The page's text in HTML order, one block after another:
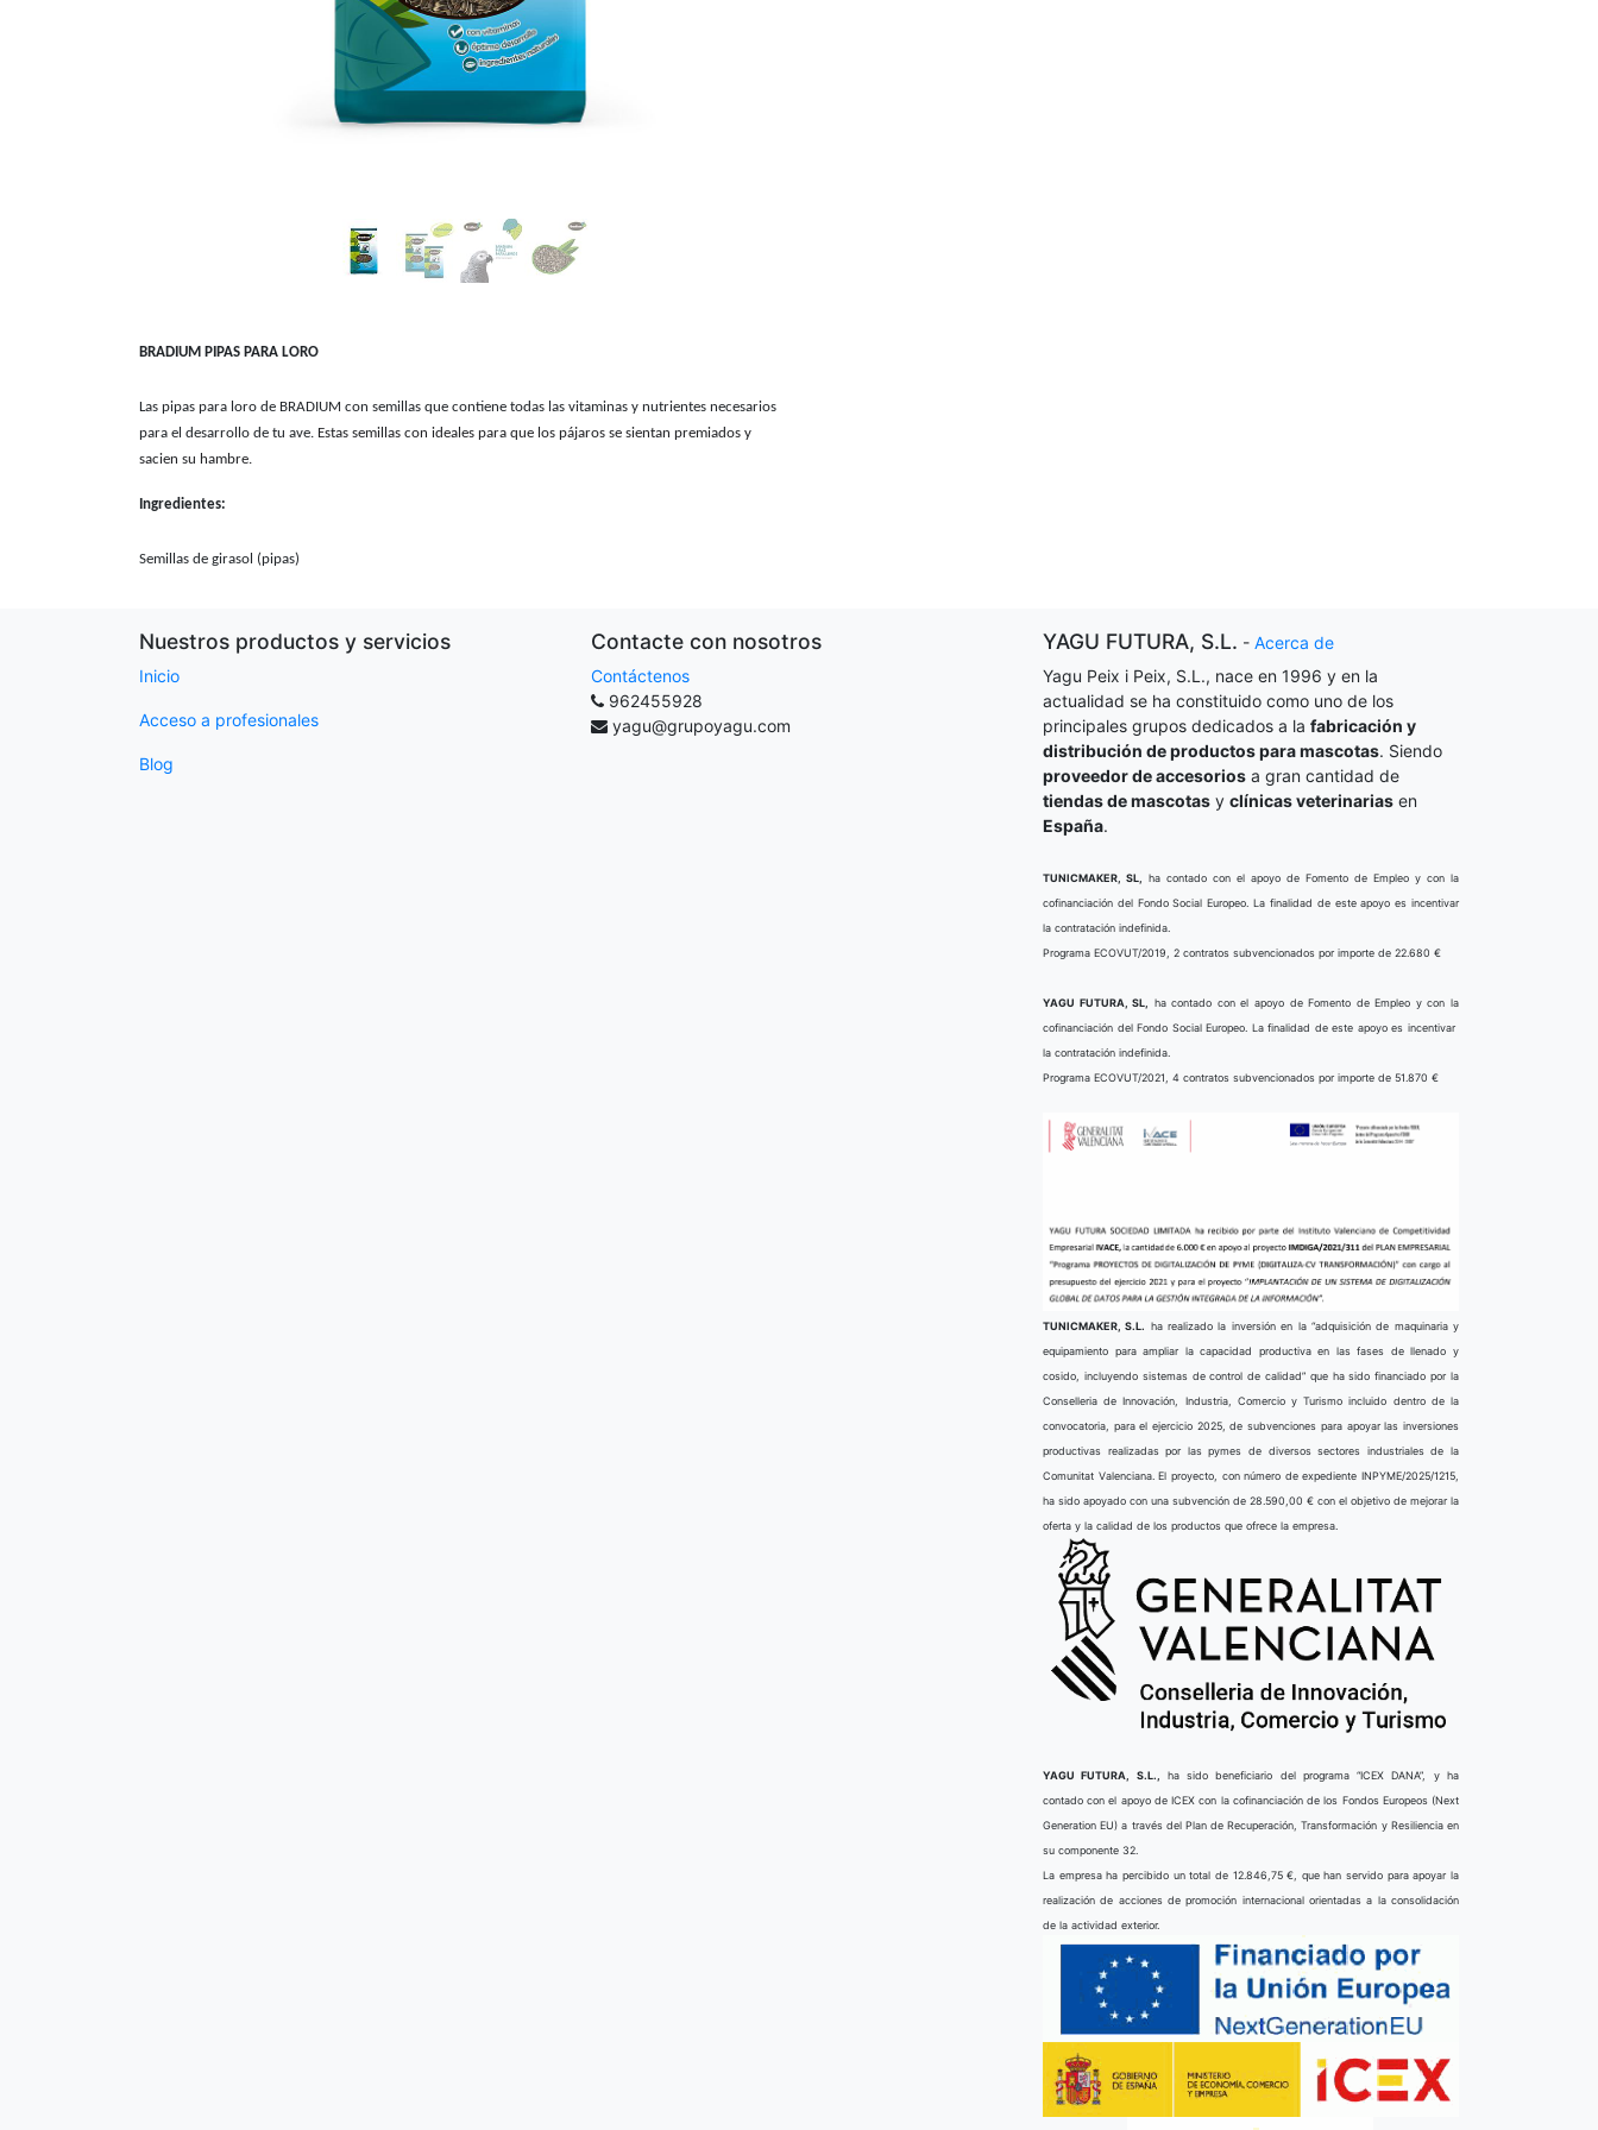
BRADIUM PIPAS PARA LORO
Las pipas para loro de BRADIUM con semillas que contiene todas las vitaminas y nutrientes necesarios
para el desarrollo de tu ave. Estas semillas con ideales para que los pájaros se sientan premiados y
sacien su hambre.
Ingredientes:
Semillas de girasol (pipas)
Nuestros productos y servicios
Inicio
Acceso a profesionales
Blog
Contacte con nosotros
Contáctenos
962455928
yagu@grupoyagu.com
YAGU FUTURA, S.L. - Acerca de
Yagu Peix i Peix, S.L., nace en 1996 y en la
actualidad se ha constituido como uno de los
principales grupos dedicados a la fabricación y
distribución de productos para mascotas. Siendo
proveedor de accesorios a gran cantidad de
tiendas de mascotas y clínicas veterinarias en
España.
TUNICMAKER, SL,
ha contado con el apoyo de Fomento de Empleo y con la
cofinanciación del Fondo Social Europeo. La finalidad de este apoyo es incentivar
la contratación indefinida.
Programa ECOVUT/2019, 2 contratos subvencionados por importe de 22.680 €
YAGU FUTURA, SL,
ha contado con el apoyo de Fomento de Empleo y con la
cofinanciación del Fondo Social Europeo. La finalidad de este apoyo es incentivar
la contratación indefinida.
Programa ECOVUT/2021, 4 contratos subvencionados por importe de 51.870 €
TUNICMAKER, S.L. ha realizado la inversión en la “adquisición de maquinaria y
equipamiento para ampliar la capacidad productiva en las fases de llenado y
cosido, incluyendo sistemas de control de calidad” que ha sido financiado por la
Conselleria de Innovación, Industria, Comercio y Turismo incluido dentro de la
convocatoria, para el ejercicio 2025, de subvenciones para apoyar las inversiones
productivas realizadas por las pymes de diversos sectores industriales de la
Comunitat Valenciana. El proyecto, con número de expediente INPYME/2025/1215,
ha sido apoyado con una subvención de 28.590,00 € con el objetivo de mejorar la
oferta y la calidad de los productos que ofrece la empresa.
YAGU FUTURA, S.L.,
ha sido beneficiario del programa “ICEX DANA”, y ha
contado con el apoyo de ICEX con la cofinanciación de los Fondos Europeos (Next
Generation EU) a través del Plan de Recuperación, Transformación y Resiliencia en
su componente 32.
La empresa ha percibido un total de 12.846,75 €, que han servido para apoyar la
realización de acciones de promoción internacional orientadas a la consolidación
de la actividad exterior.